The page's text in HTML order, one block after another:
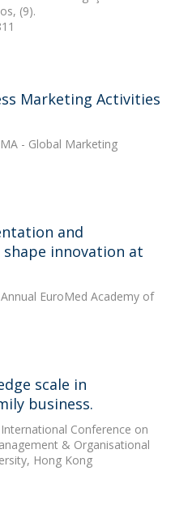
(9).
Marketing Activities
- Global Marketing
and
innovation at
EuroMed Academy of
scale in
business.
Conference on
& Organisational
Hong Kong